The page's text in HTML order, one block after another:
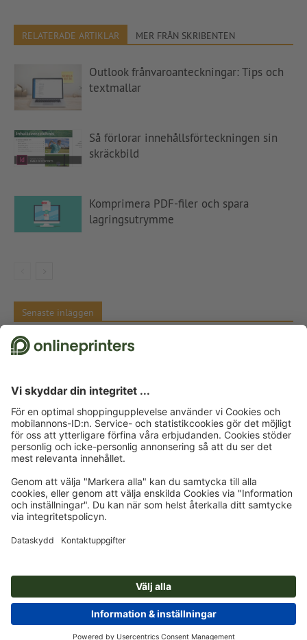
RELATERADE ARTIKLAR MER FRÅN SKRIBENTEN
Outlook frånvaroanteckningar: Tips och
textmallar
Så förlorar innehållsförteckningen sin
skräckbild
Komprimera PDF-filer och spara
lagringsutrymme
Senaste inläggen
Julklappar till kunder – inspiration och tips
Ordspråk för julkort: förslag och gratis textmallar
Kontaktuppgifter | Dataskydd